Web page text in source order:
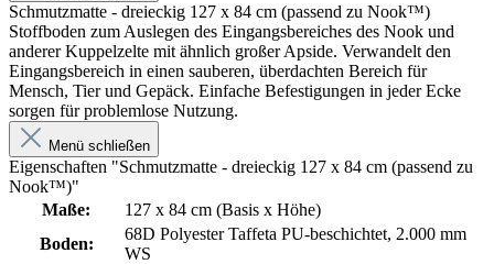
Schmutzmatte - dreieckig 127 x 84 cm (passend zu Nook™)
Stoffboden zum Auslegen des Eingangsbereiches des Nook und
anderer Kuppelzelte mit ähnlich großer Apside. Verwandelt den
Eingangsbereich in einen sauberen, überdachten Bereich für
Mensch, Tier und Gepäck. Einfache Befestigungen in jeder Ecke
sorgen für problemlose Nutzung.
Menü schließen
Eigenschaften "Schmutzmatte - dreieckig 127 x 84 cm (passend zu
Nook™)"
Maße:
127 x 84 cm (Basis x Höhe)
Boden:
68D Polyester Taffeta PU-beschichtet, 2.000 mm
WS